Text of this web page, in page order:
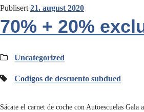
Publisert21. august 2020
70% + 20%
Kategorier:
Uncategorized
Stikkord:
Codigos de descuento subdued
Sácate el carnet de coche con Autoescuelas